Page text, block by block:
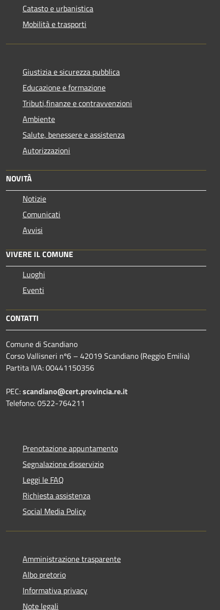
Catasto e urbanistica
Mobilità e trasporti
Giustizia e sicurezza pubblica
Educazione e formazione
Tributi,finanze e contravvenzioni
Ambiente
Salute, benessere e assistenza
Autorizzazioni
NOVITÀ
Notizie
Comunicati
Avvisi
VIVERE IL COMUNE
Luoghi
Eventi
CONTATTI
Comune di Scandiano
Corso Vallisneri nº6 – 42019 Scandiano (Reggio Emilia)
Partita IVA: 00441150356
PEC:scandiano@cert.provincia.re.it
Telefono: 0522-764211
Prenotazione appuntamento
Segnalazione disservizio
Leggi le FAQ
Richiesta assistenza
Social Media Policy
Amministrazione trasparente
Albo pretorio
Informativa privacy
Note legali